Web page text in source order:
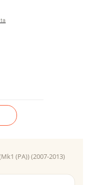
(PA)) (2007-2013)